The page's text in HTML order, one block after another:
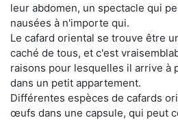
leur abdomen, un spectacle qui
nausées à n'importe qui.
Le cafard oriental se trouve être
caché de tous, et c'est
raisons pour lesquelles il arrive à
dans un petit appartement.
Différentes espèces de cafards
œufs dans une capsule, qui peut